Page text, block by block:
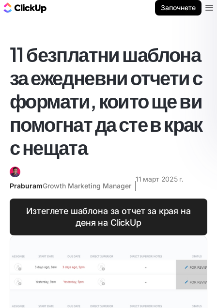
Започнете
11 безплатни шаблона
за ежедневни отчети с
формати, които ще ви
помогнат да сте в крак
с нещата
PraburamGrowth Marketing Manager
11 март 2025 г.
Изтеглете шаблона за отчет за края на
деня на ClickUp